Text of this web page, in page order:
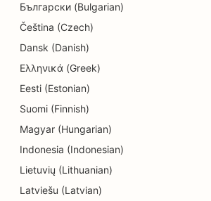
SEO para lavanderias
SEO para eletricistas
SEO para lojas de eletrônicos
SEO para creches
SEO para endodontistas
SEO para entretenimento e recreação
Български (Bulgarian)
Čeština (Czech)
Dansk (Danish)
Ελληνικά (Greek)
Eesti (Estonian)
Suomi (Finnish)
Magyar (Hungarian)
Indonesia (Indonesian)
Lietuvių (Lithuanian)
Latviešu (Latvian)